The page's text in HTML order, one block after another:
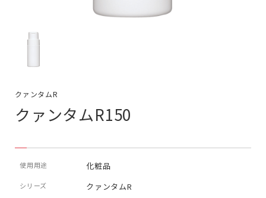
クァンタムR
クァンタムR150
使用用途 化粧品
シリーズ クァンタムR